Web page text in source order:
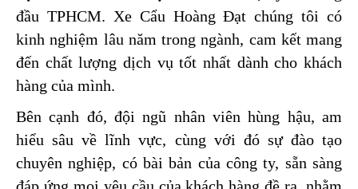
đầu TPHCM. Xe Cẩu Hoàng Đạt chúng tôi có
kinh nghiệm lâu năm trong ngành, cam kết mang
đến chất lượng dịch vụ tốt nhất dành cho khách
hàng của mình.
Bên cạnh đó, đội ngũ nhân viên hùng hậu, am
hiểu sâu về lĩnh vực, cùng với đó sự đào tạo
chuyên nghiệp, có bài bản của công ty, sẵn sàng